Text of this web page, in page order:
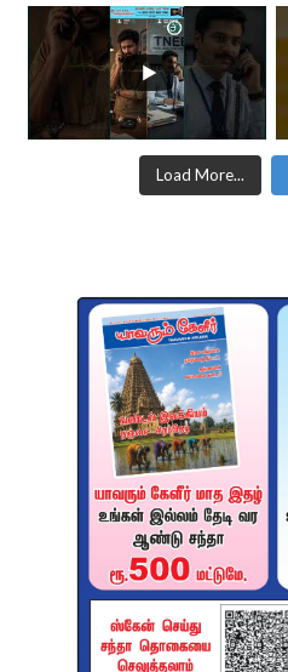
Load More...